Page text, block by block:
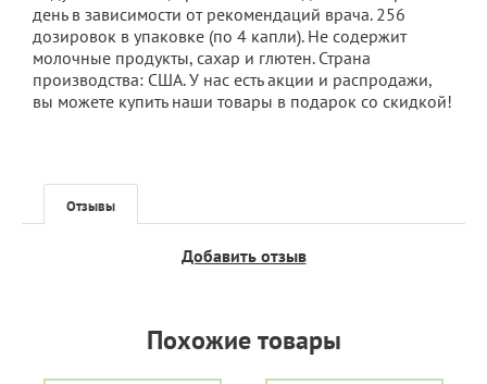
день в зависимости от рекомендаций врача. 256
дозировок в упаковке (по 4 капли). Не содержит
молочные продукты, сахар и глютен. Страна
производства: США. У нас есть акции и распродажи,
вы можете купить наши товары в подарок со скидкой!
Отзывы
Добавить отзыв
Похожие товары